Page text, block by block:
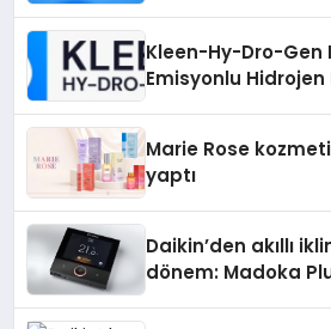
Kleen-Hy-Dro-Gen
Emisyonlu Hidrojen
Marie Rose
yaptı
Daikin’den akıllı
dönem: Madoka